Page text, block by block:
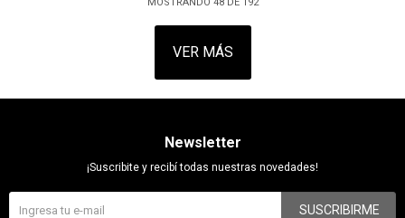
VER MÁS
Newsletter
¡Suscribite y recibí todas nuestras novedades!
SUSCRIBIRME